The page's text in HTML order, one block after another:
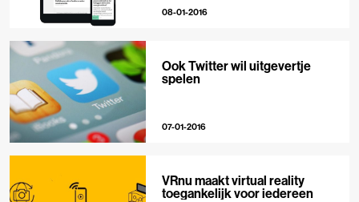
08-01-2016
Ook Twitter wil uitgevertje
spelen
07-01-2016
VRnu maakt virtual reality
toegankelijk voor iedereen